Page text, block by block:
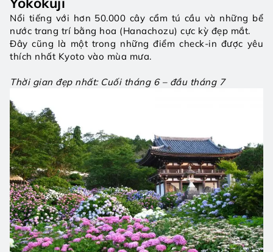
Nổi tiếng với hơn 50.000 cây cẩm tú cầu và những bể
nước trang trí bằng hoa (Hanachozu) cực kỳ đẹp mắt.
Đây cũng là một trong những điểm check-in được yêu
thích nhất Kyoto vào mùa mưa.
Thời gian đẹp nhất: Cuối tháng 6 – đầu tháng 7